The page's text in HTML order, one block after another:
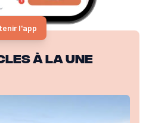
l'app
à la une